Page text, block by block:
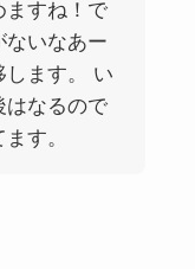
ますね！で
ないなあー
します。 い
はなるので
す。